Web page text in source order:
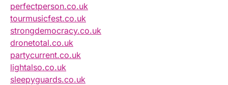
perfectperson.co.uk
tourmusicfest.co.uk
strongdemocracy.co.uk
dronetotal.co.uk
partycurrent.co.uk
lightalso.co.uk
sleepyguards.co.uk